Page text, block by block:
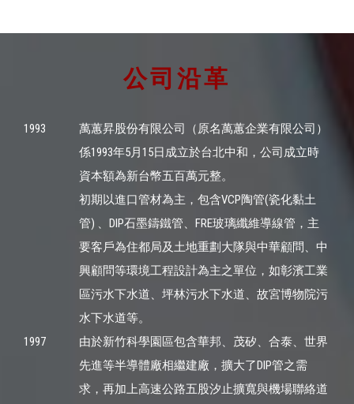
公司沿革
1993
萬蕙昇股份有限公司（原名萬蕙企業有限公司）
係1993年5月15日成立於台北中和，公司成立時
資本額為新台幣五百萬元整。
初期以進口管材為主，包含VCP陶管(瓷化黏土
管) 、DIP石墨鑄鐵管、FRE玻璃纖維導線管，主
要客戶為住都局及土地重劃大隊與中華顧問、中
興顧問等環境工程設計為主之單位，如彰濱工業
區污水下水道、坪林污水下水道、故宮博物院污
水下水道等。
1997
由於新竹科學園區包含華邦、茂矽、合泰、世界
先進等半導體廠相繼建廠，擴大了DIP管之需
求，再加上高速公路五股汐止擴寬與機場聯絡道